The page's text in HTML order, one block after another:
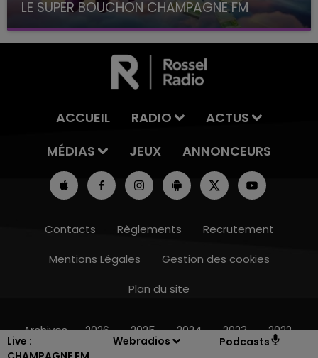
Live :
Webradios Podcasts
LE SUPER BOUCHON CHAMPAGNE FM
avec La Famille Champagne FM, à 8H10
ACCUEIL RADIO
ACTUS
MÉDIAS
JEUX ANNONCEURS
Contacts Règlements
Recrutement
Mentions Légales
Gestion des cookies
Plan du site
Archives 2026 2025 2024 2023 2022